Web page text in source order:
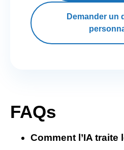
Demander un
FAQs
Comment l’IA traite